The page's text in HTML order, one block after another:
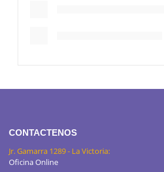
CONTACTENOS
Jr. Gamarra 1289 - La Victoria:
Oficina Online